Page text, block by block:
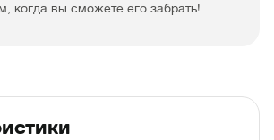
когда вы сможете его забрать!